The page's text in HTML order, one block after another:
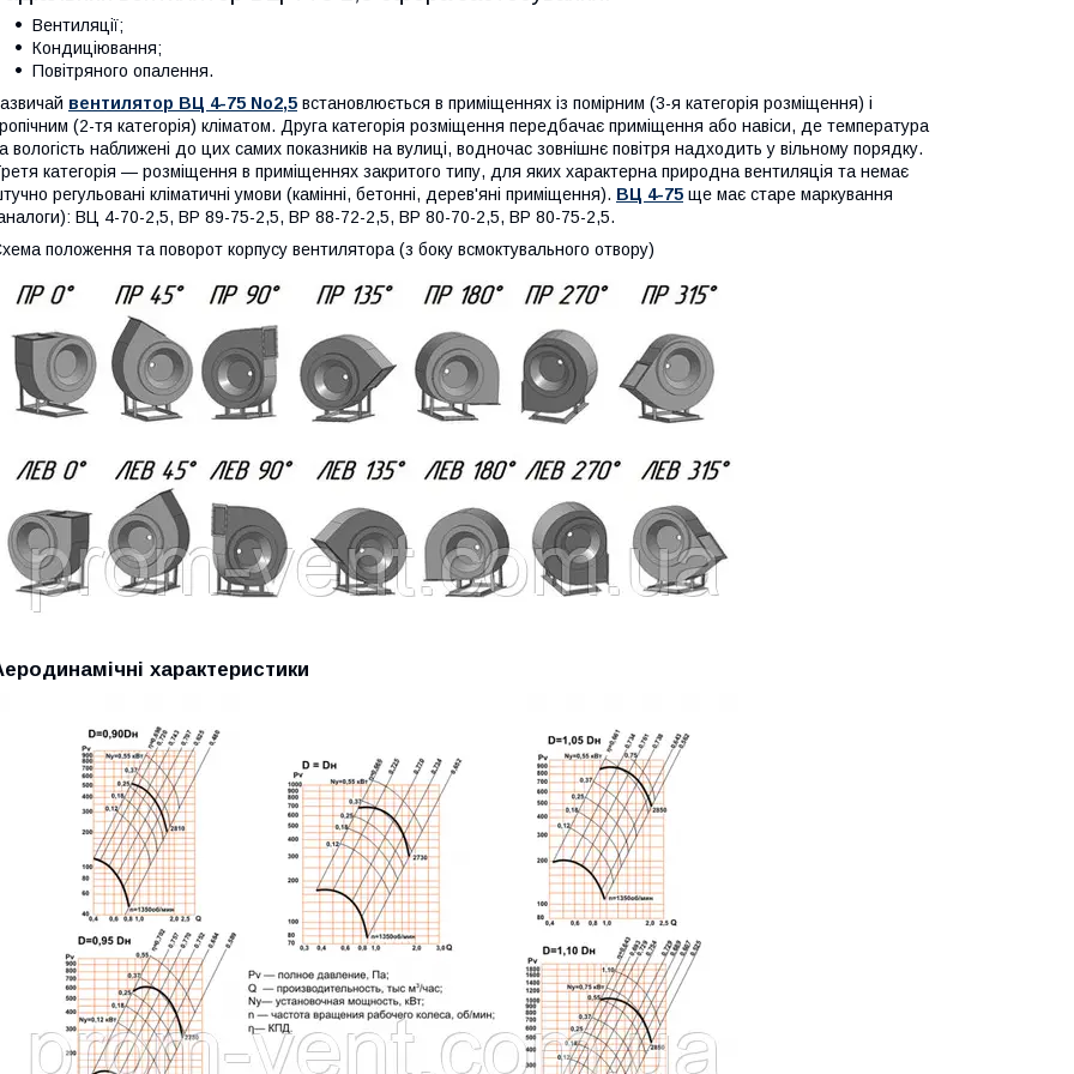
Вентиляції;
Кондиціювання;
Повітряного опалення.
вентилятор ВЦ 4-75 No2,5 встановлюється в приміщеннях із помірним (3-я категорія розміщення) і
(2-тя категорія) кліматом. Друга категорія розміщення передбачає приміщення або навіси, де температура
вологість наближені до цих самих показників на вулиці, водночас зовнішнє повітря надходить у вільному порядку.
категорія — розміщення в приміщеннях закритого типу, для яких характерна природна вентиляція та немає
регульовані кліматичні умови (камінні, бетонні, дерев'яні приміщення). ВЦ 4-75 ще має старе маркування
ВЦ 4-70-2,5, ВР 89-75-2,5, ВР 88-72-2,5, ВР 80-70-2,5, ВР 80-75-2,5.
положення та поворот корпусу вентилятора (з боку всмоктувального отвору)
характеристики